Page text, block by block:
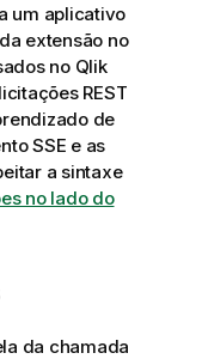
um aplicativo
extensão no
no Qlik
REST
de
SSE e as
a sintaxe
no lado do
da chamada